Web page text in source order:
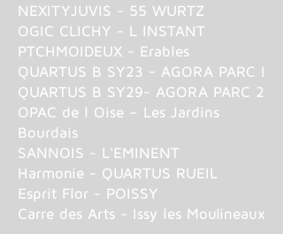
NEXITYJUVIS - 55 WURTZ
OGIC CLICHY - L INSTANT
PTCHMOIDEUX - Erables
QUARTUS B SY23 - AGORA PARC I
QUARTUS B SY29- AGORA PARC 2
OPAC de l Oise – Les Jardins
Bourdais
SANNOIS - L'EMINENT
Harmonie - QUARTUS RUEIL​
Esprit Flor - POISSY
Carre des Arts - Issy les Moulineaux